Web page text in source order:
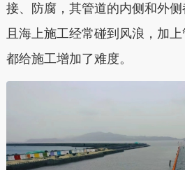
接、防腐，其管道的内侧和外侧
且海上施工经常碰到风浪，加
都给施工增加了难度。